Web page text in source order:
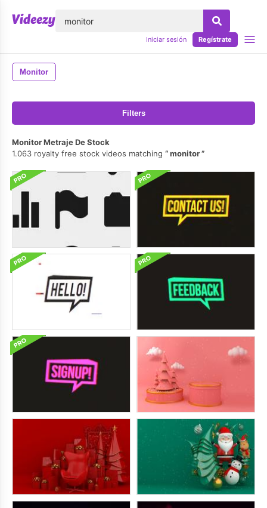
Iniciar sesión Regístrate
Monitor
Filters
Monitor Metraje De Stock
1.063 royalty free stock videos matching
monitor